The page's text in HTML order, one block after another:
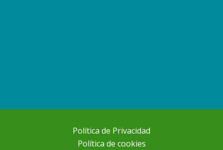
Política de Privacidad
Política de cookies